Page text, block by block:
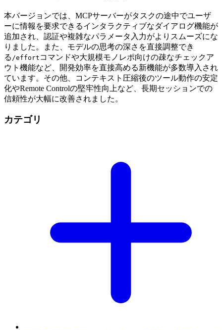
本バージョンでは、MCPサーバーがタスクの途中でユーザ
ーに情報を要求できるインタラクティブなダイアログ機能が
追加され、認証や複雑なパラメータ入力がよりスムーズにな
りました。また、モデルの思考の深さを直接調整でき
る /effort コマンドや大規模モノレポ向けの疎なチェックア
ウト機能など、開発効率を直接高める新機能が多数導入され
ています。その他、コンテキスト圧縮後のツール動作の安定
化やRemote Controlの堅牢性向上など、長期セッションでの
信頼性が大幅に改善されました。
カテゴリ